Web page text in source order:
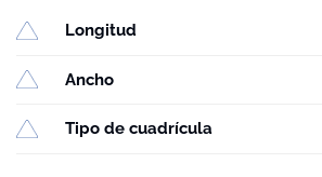
Longitud
Ancho
Tipo de cuadrícula